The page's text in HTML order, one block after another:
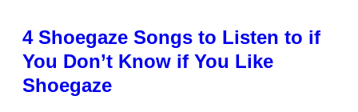
4 Shoegaze Songs to Listen to if
You Don’t Know if You Like
Shoegaze